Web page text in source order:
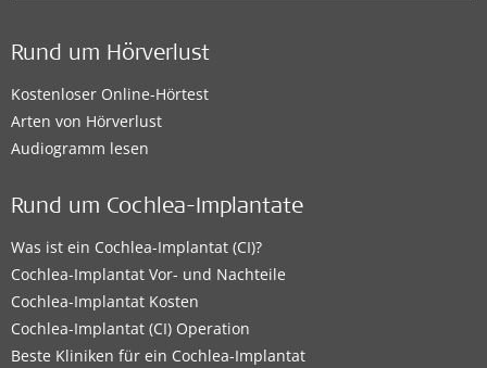
Rund um Hörverlust
Kostenloser Online-Hörtest
Arten von Hörverlust
Audiogramm lesen
Rund um Cochlea-Implantate
Was ist ein Cochlea-Implantat (CI)?
Cochlea-Implantat Vor- und Nachteile
Cochlea-Implantat Kosten
Cochlea-Implantat (CI) Operation
Beste Kliniken für ein Cochlea-Implantat